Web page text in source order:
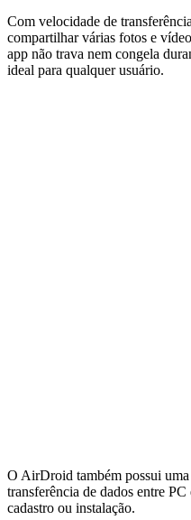
Com velocidade de
compartilhar várias fotos e
app não trava nem congela
ideal para qualquer usuário.
O AirDroid também possui uma
transferência de dados entre
cadastro ou instalação.